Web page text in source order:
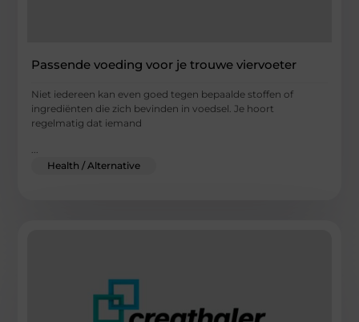
Passende voeding voor je trouwe viervoeter
Niet iedereen kan even goed tegen bepaalde stoffen of
ingrediënten die zich bevinden in voedsel. Je hoort
regelmatig dat iemand
Health / Alternative